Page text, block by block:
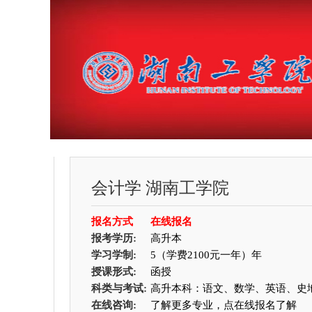
会计学湖南工学院
报名方式
在线报名
报考学历:
高升本
学习学制:
5（学费2100元一年）年
授课形式:
函授
科类与考试: 高升本科：语文、数学、英语、史
在线咨询:
了解更多专业，点在线报名了解